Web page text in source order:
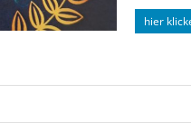
hier